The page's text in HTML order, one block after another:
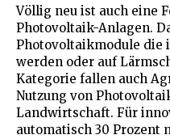
Völlig neu ist auch eine
Photovoltaik-Anlagen.
Photovoltaikmodule die
werden oder auf
Kategorie fallen auch
Nutzung von
Landwirtschaft. Für
automatisch 30 Prozent